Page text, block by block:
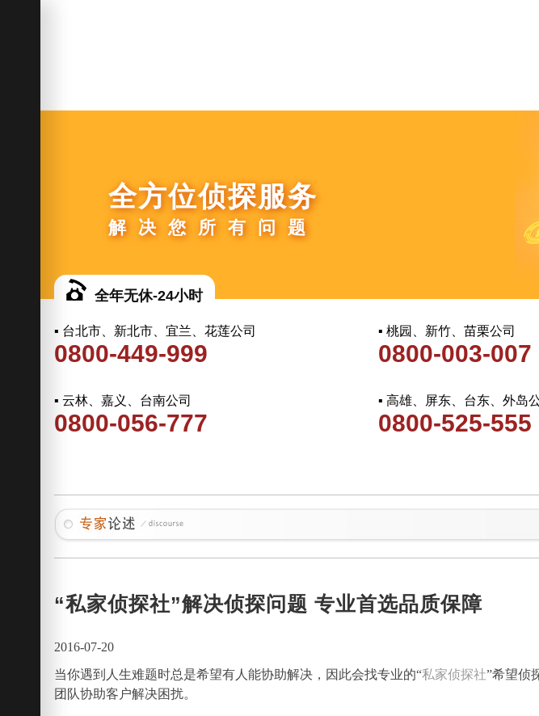
全方位侦探服务
解决您所有问题
全年无休-24小时
▪ 台北市、新北市、宜兰、花莲公司
0800-449-999
▪ 桃园、新竹、苗栗公司
0800-003-007
▪ 云林、嘉义、台南公司
0800-056-777
▪ 高雄、屏东、台东、外岛
0800-525-555
“私家侦探社”解决侦探问题 专业首选品质保障
2016-07-20
当你遇到人生难题时总是希望有人能协助解决，因此会找专业的“私家侦探社”希望侦
团队协助客户解决困扰。